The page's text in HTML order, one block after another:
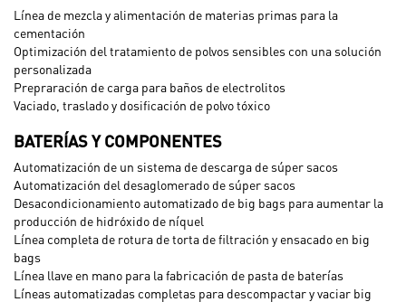
Línea de mezcla y alimentación de materias primas para la
cementación
Optimización del tratamiento de polvos sensibles con una solución
personalizada
Prepraración de carga para baños de electrolitos
Vaciado, traslado y dosificación de polvo tóxico
BATERÍAS Y COMPONENTES
Automatización de un sistema de descarga de súper sacos
Automatización del desaglomerado de súper sacos
Desacondicionamiento automatizado de big bags para aumentar la
producción de hidróxido de níquel
Línea completa de rotura de torta de filtración y ensacado en big
bags
Línea llave en mano para la fabricación de pasta de baterías
Líneas automatizadas completas para descompactar y vaciar big